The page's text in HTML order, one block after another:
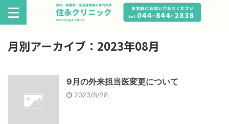
月別アーカイブ：2023年08月
9月の外来担当医変更について
2023/8/28